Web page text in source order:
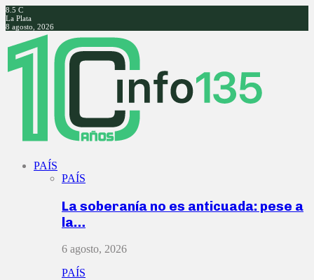
8.5 C
La Plata
8 agosto, 2026
Facebook
Twitter
Instagram
Youtube
PAÍS
PAÍS
La soberanía no es anticuada: pese a
la…
6 agosto, 2026
PAÍS